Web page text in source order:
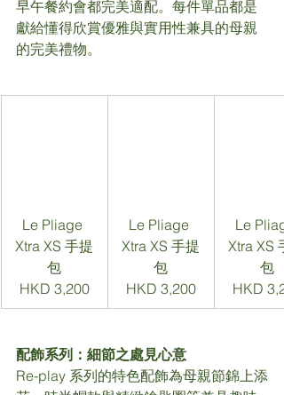
早午餐約會都完美適配。每件單品都是
獻給懂得欣賞優雅與實用性兼具的母親
的完美禮物。
Le Pliage
Xtra XS 手提
包
HKD 3,200
Le Pliage
Xtra XS 手提
包
HKD 3,200
Le
Xtra XS
包
HKD
配飾系列：細節之處見心意
Re-play 系列的特色配飾為母親節錦上添